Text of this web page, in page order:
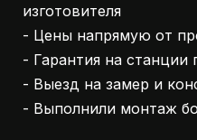
изготовителя
- Цены напрямую от
- Гарантия на станции
- Выезд на замер и
- Выполнили монтаж